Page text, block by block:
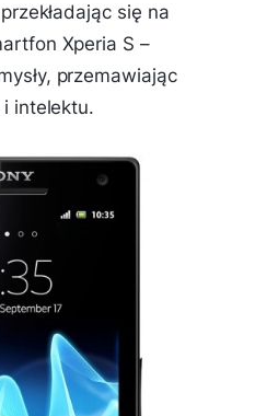
się na
Xperia S –
przemawiając
intelektu.